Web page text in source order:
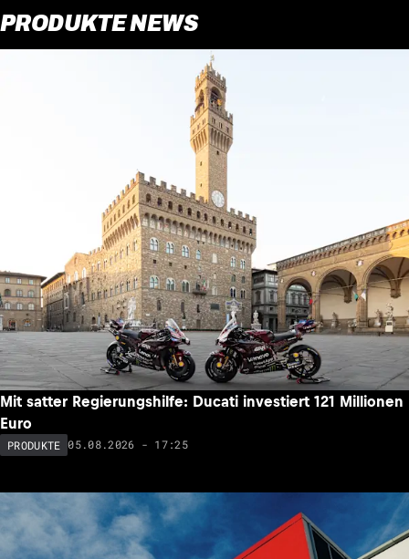
PRODUKTE NEWS
Mit satter Regierungshilfe: Ducati investiert 121 Millionen
Euro
PRODUKTE 05.08.2026 - 17:25